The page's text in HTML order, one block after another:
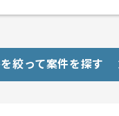
絞って案件を探す